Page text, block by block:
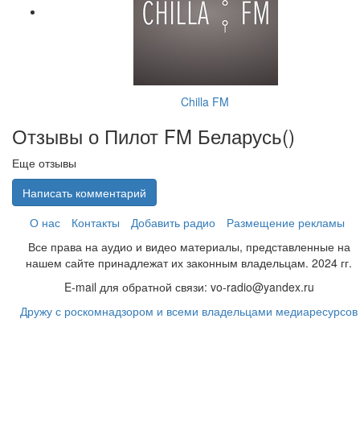
Chilla FM
Отзывы о Пилот FM Беларусь()
Еще отзывы
Написать комментарий
О нас
Контакты Добавить радио
Размещение рекламы
Все права на аудио и видео материалы, представленные на
нашем сайте принадлежат их законным владельцам. 2024 гг.
E-mail для обратной связи: vo-radio@yandex.ru
Дружу с роскомнадзором и всеми владельцами медиаресурсов